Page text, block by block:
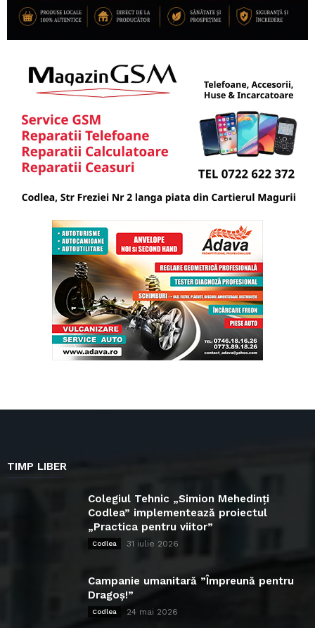
TIMP LIBER
Colegiul Tehnic „Simion Mehedinți
Codlea” implementează proiectul
„Practica pentru viitor”
Codlea 31 iulie 2026
Campanie umanitară ”Împreună pentru
Dragoș!”
Codlea 24 mai 2026